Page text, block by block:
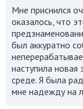
Мне приснился
оказалось, что
был аккуратно
наступила
среде. Я была
мне надежду на